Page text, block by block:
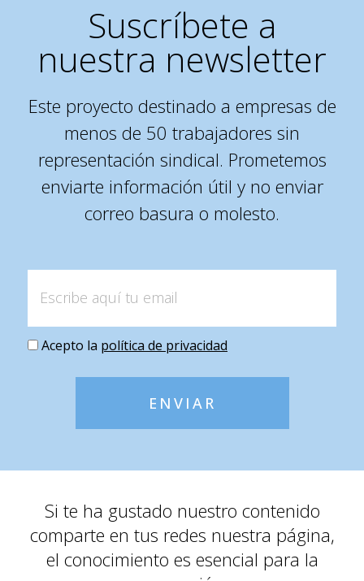
Suscríbete a
nuestra newsletter
Este proyecto destinado a empresas de
menos de 50 trabajadores sin
representación sindical. Prometemos
enviarte información útil y no enviar
correo basura o molesto.
Acepto la política de privacidad
ENVIAR
Si te ha gustado nuestro contenido
comparte en tus redes nuestra página,
el conocimiento es esencial para la